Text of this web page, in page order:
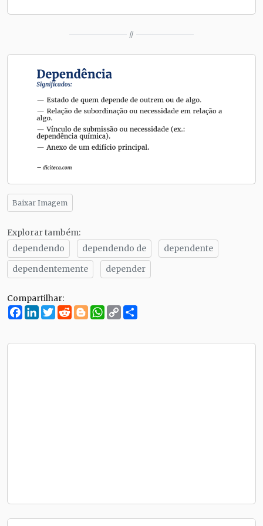
//
Baixar Imagem
Explorar também:
dependendo
dependendo de
dependente
dependentemente
depender
Compartilhar:
Facebook
LinkedIn
Twitter
RedditBloggerWhatsApp
Copy
Link